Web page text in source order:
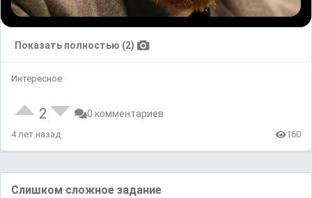
Показать полностью (2)
Интересное
2 0 комментариев
4 лет назад 160
Слишком сложное задание